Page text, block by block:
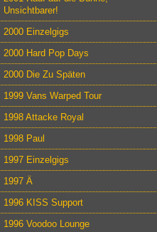
Unsichtbarer!
2000 Einzelgigs
2000 Hard Pop Days
2000 Die Zu Späten
1999 Vans Warped Tour
1998 Attacke Royal
1998 Paul
1997 Einzelgigs
1997 Ä
1996 KISS Support
1996 Voodoo Lounge